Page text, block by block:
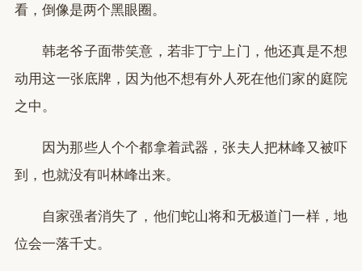
看，倒像是两个黑眼圈。
韩老爷子面带笑意，若非丁宁上门，他还真是不想
动用这一张底牌，因为他不想有外人死在他们家的庭院
之中。
因为那些人个个都拿着武器，张夫人把林峰又被吓
到，也就没有叫林峰出来。
自家强者消失了，他们蛇山将和无极道门一样，地
位会一落千丈。